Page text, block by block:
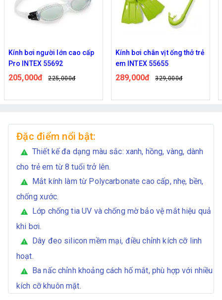
Kính bơi chân vịt ống thở trẻ
em INTEX 55655
289,000đ 329,000đ
Kính bơi chống nắng INTEX
55691
135,000đ 169,000đ
Đặc điểm nổi bật:
warning
Thiết kế đa dạng màu sắc: xanh, hồng, vàng, dành
cho trẻ em từ 8 tuổi trở lên.
warning
Mắt kính làm từ Polycarbonate cao cấp, nhẹ, bền,
chống xước.
warning
Lớp chống tia UV và chống mờ bảo vệ mắt hiệu quả
khi bơi.
warning
Dây đeo silicon mềm mại, điều chỉnh kích cỡ linh
hoạt.
warning
Ba nấc chỉnh khoảng cách hố mắt, phù hợp với nhiều
kích cỡ khuôn mặt.